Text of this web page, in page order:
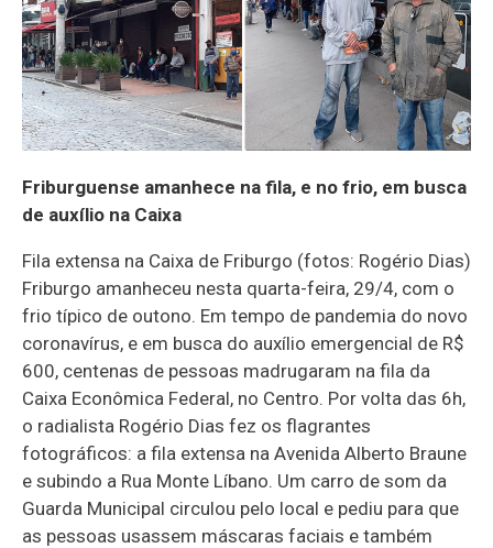
Friburguense amanhece na fila, e no frio, em busca
de auxílio na Caixa
Fila extensa na Caixa de Friburgo (fotos: Rogério Dias)
Friburgo amanheceu nesta quarta-feira, 29/4, com o
frio típico de outono. Em tempo de pandemia do novo
coronavírus, e em busca do auxílio emergencial de R$
600, centenas de pessoas madrugaram na fila da
Caixa Econômica Federal, no Centro. Por volta das 6h,
o radialista Rogério Dias fez os flagrantes
fotográficos: a fila extensa na Avenida Alberto Braune
e subindo a Rua Monte Líbano. Um carro de som da
Guarda Municipal circulou pelo local e pediu para que
as pessoas usassem máscaras faciais e também